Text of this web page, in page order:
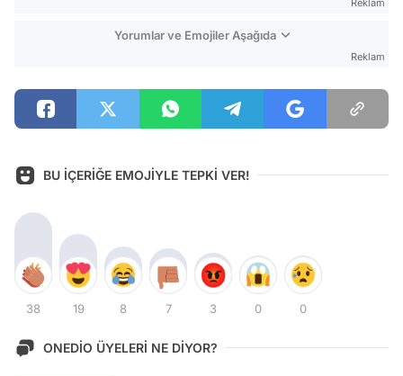
Yorumlar ve Emojiler Aşağıda
Reklam
BU İÇERİĞE EMOJİYLE TEPKİ VER!
38 19 8 7 3 0 0
ONEDİO ÜYELERİ NE DİYOR?